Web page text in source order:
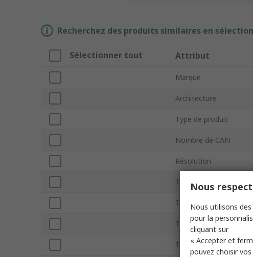
Recherchez des produits similaires en
Sélectionner tout Attribut
Marque
Architecture
Type de produit
Nombre de CAN
Résolution
Taux d'échantillonnage
Type de montage
Type d'entrée
Type de Boitier
Nous
Nous utilisons
pour la
cliquant sur
« Accepter et
pouvez choisir